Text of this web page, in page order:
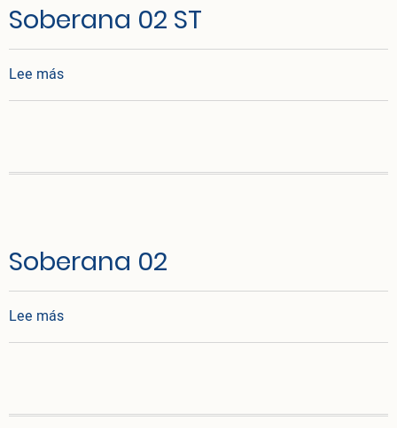
Soberana 02 ST
Lee mássobre Soberana 02 ST
Soberana 02
Lee mássobre Soberana 02